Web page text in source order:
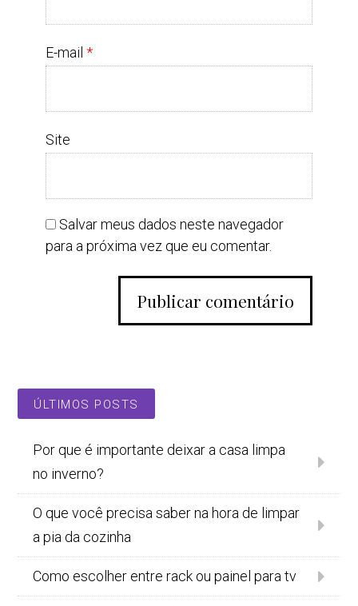
E-mail*
Site
Salvar meus dados neste navegador
para a próxima vez que eu comentar.
ÚLTIMOS POSTS
Por que é importante deixar a casa limpa
no inverno?
O que você precisa saber na hora de limpar
a pia da cozinha
Como escolher entre rack ou painel para tv